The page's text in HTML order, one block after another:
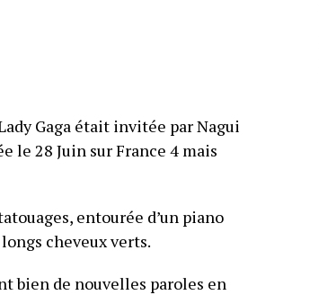
Gaga était invitée par Nagui
le 28 Juin sur France 4 mais
entourée d’un piano
cheveux verts.
bien de nouvelles paroles en